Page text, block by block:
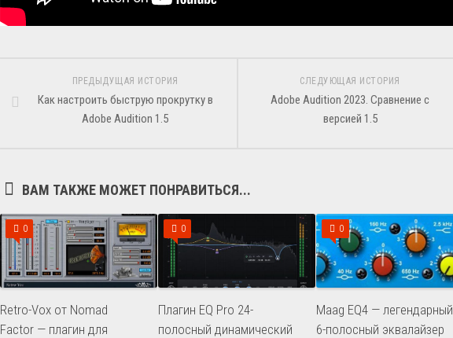
СЛЕДУЮЩАЯ ИСТОРИЯ
Adobe Audition 2023. Сравнение с
версией 1.5
ПРЕДЫДУЩАЯ ИСТОРИЯ
Как настроить быструю прокрутку в
Adobe Audition 1.5
ВАМ ТАКЖЕ МОЖЕТ ПОНРАВИТЬСЯ...
0
Retro-Vox от Nomad
Factor — плагин для
0
Плагин EQ Pro 24-
полосный динамический
0
Maag EQ4 — легендарный
6-полосный эквалайзер